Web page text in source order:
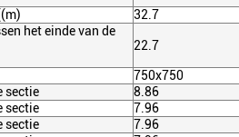
32.7
het einde van de
22.7
750x750
sectie
8.86
sectie
7.96
sectie
7.96